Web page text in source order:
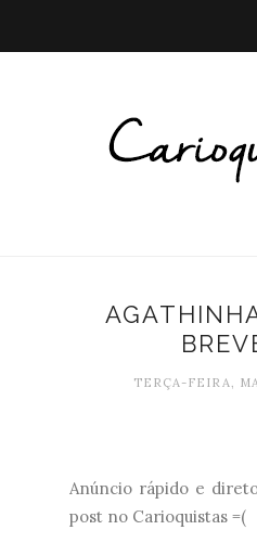
TERÇA-FEIRA,
Anúncio rápido e
post no Carioquistas =(